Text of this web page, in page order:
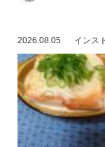
2026.08.05 インス